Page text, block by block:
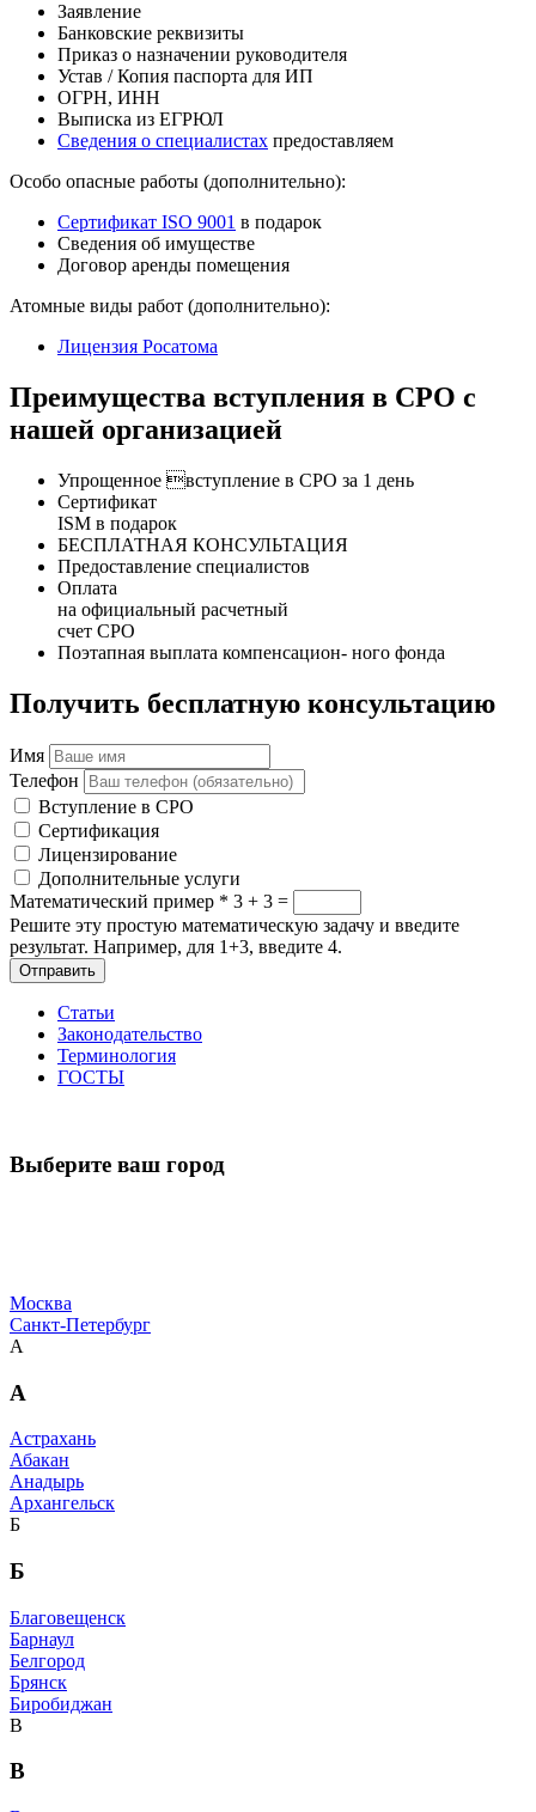
Заявление
Банковские реквизиты
Приказ о назначении руководителя
Устав / Копия паспорта для ИП
ОГРН, ИНН
Выписка из ЕГРЮЛ
Сведения о специалистах предоставляем
Особо опасные работы (дополнительно):
Сертификат ISO 9001 в подарок
Сведения об имуществе
Договор аренды помещения
Атомные виды работ (дополнительно):
Лицензия Росатома
Преимущества вступления в СРО с
нашей организацией
Упрощенное вступление в СРО за 1 день
Сертификат
ISM в подарок
БЕСПЛАТНАЯ КОНСУЛЬТАЦИЯ
Предоставление специалистов
Оплата
на официальный расчетный
счет СРО
Поэтапная выплата компенсацион- ного фонда
Получить бесплатную консультацию
Имя
Телефон
Вступление в СРО
Сертификация
Лицензирование
Дополнительные услуги
Математический пример * 3 + 3 =
Решите эту простую математическую задачу и введите
результат. Например, для 1+3, введите 4.
Отправить
Статьи
Законодательство
Терминология
ГОСТЫ
Выберите ваш город
Москва
Санкт-Петербург
А
А
Астрахань
Абакан
Анадырь
Архангельск
Б
Б
Благовещенск
Барнаул
Белгород
Брянск
Биробиджан
В
В